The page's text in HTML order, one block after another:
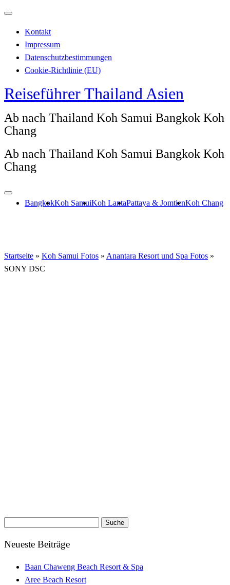
Zum
springenKontakt
Impressum
Datenschutzbestimmungen
Cookie-Richtlinie (EU)
Reiseführer Thailand Asien
Ab nach Thailand Koh Samui Bangkok Koh
Chang
Ab nach Thailand Koh Samui Bangkok Koh
Chang
BangkokKoh SamuiKoh LantaPattaya & JomtienKoh Chang
Startseite » Koh Samui Fotos » Anantara Resort und Spa Fotos »
SONY DSC
Neueste Beiträge
Baan Chaweng Beach Resort & Spa
Aree Beach Resort